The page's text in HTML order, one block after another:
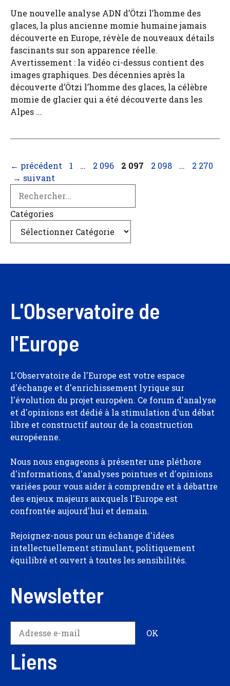
Une nouvelle analyse ADN d’Ötzi l’homme des
glaces, la plus ancienne momie humaine jamais
découverte en Europe, révèle de nouveaux détails
fascinants sur son apparence réelle.
Avertissement : la vidéo ci-dessus contient des
images graphiques. Des décennies après la
découverte d’Ötzi l’homme des glaces, la célèbre
momie de glacier qui a été découverte dans les
Alpes ...
← précédent Page
1 … Page
2 096 Page
2 097 Page
2 098 … Page
2 270
→ suivant
Catégories
L'Observatoire de
l'Europe
L'Observatoire de l'Europe est votre espace
d'échange et d'enrichissement lyrique sur
l'évolution du projet européen. Ce forum d'analyse
et d'opinions est dédié à la stimulation d'un débat
libre et constructif autour de la construction
européenne.
Nous nous engageons à présenter une pléthore
d'informations, d'analyses pointues et d'opinions
variées pour vous aider à comprendre et à débattre
des enjeux majeurs auxquels l'Europe est
confrontée aujourd'hui et demain.
Rejoignez-nous pour un échange d'idées
intellectuellement stimulant, politiquement
équilibré et ouvert à toutes les sensibilités.
Newsletter
Liens